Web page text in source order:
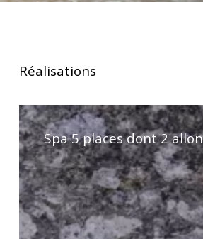
Réalisations
Spa
5
places
dont
2
allongées
Spa 5 places dont 2